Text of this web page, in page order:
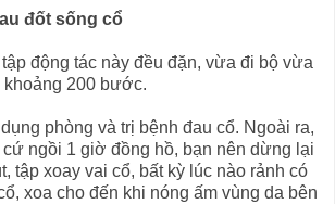
đốt sống cổ
động tác này đều đặn, vừa đi bộ vừa
200 bước.
phòng và trị bệnh đau cổ. Ngoài ra,
ngồi 1 giờ đồng hồ, bạn nên dừng lại
tập xoay vai cổ, bất kỳ lúc nào rảnh có
xoa cho đến khi nóng ấm vùng da bên